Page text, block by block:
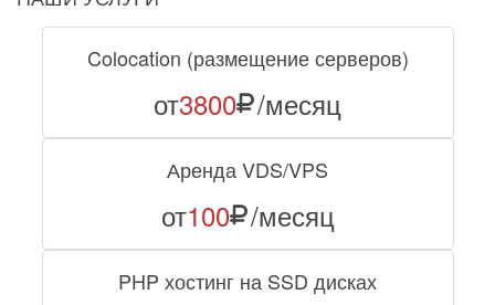
Colocation (размещение серверов)
от3800 /месяц
Аренда VDS/VPS
от100 /месяц
PHP хостинг на SSD дисках